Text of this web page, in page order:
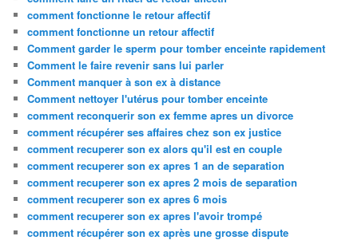
comment fonctionne le retour affectif
comment fonctionne un retour affectif
Comment garder le sperm pour tomber enceinte rapidement
Comment le faire revenir sans lui parler
Comment manquer à son ex à distance
Comment nettoyer l'utérus pour tomber enceinte
comment reconquerir son ex femme apres un divorce
comment récupérer ses affaires chez son ex justice
comment recuperer son ex alors qu'il est en couple
comment recuperer son ex apres 1 an de separation
comment recuperer son ex apres 2 mois de separation
comment recuperer son ex apres 6 mois
comment recuperer son ex apres l'avoir trompé
comment récupérer son ex après une grosse dispute